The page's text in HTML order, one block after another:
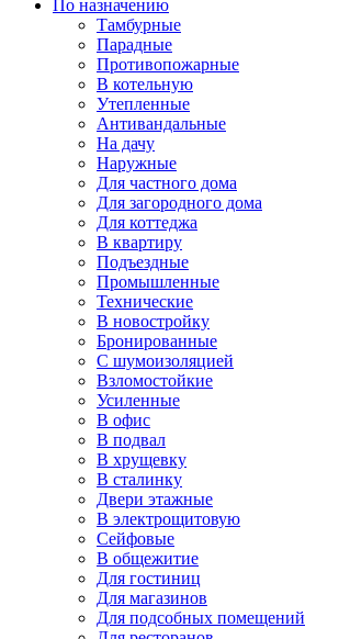
По назначению
Тамбурные
Парадные
Противопожарные
В котельную
Утепленные
Антивандальные
На дачу
Наружные
Для частного дома
Для загородного дома
Для коттеджа
В квартиру
Подъездные
Промышленные
Технические
В новостройку
Бронированные
С шумоизоляцией
Взломостойкие
Усиленные
В офис
В подвал
В хрущевку
В сталинку
Двери этажные
В электрощитовую
Сейфовые
В общежитие
Для гостиниц
Для магазинов
Для подсобных помещений